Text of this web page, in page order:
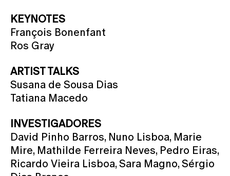
KEYNOTES
François Bonenfant
Ros Gray
ARTIST TALKS
Susana de Sousa Dias
Tatiana Macedo
INVESTIGADORES
David Pinho Barros, Nuno Lisboa, Marie
Mire, Mathilde Ferreira Neves, Pedro Eiras,
Ricardo Vieira Lisboa, Sara Magno, Sérgio